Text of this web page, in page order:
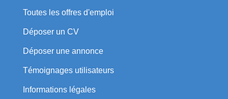
Toutes les offres d'emploi
Déposer un CV
Déposer une annonce
Témoignages utilisateurs
Informations légales